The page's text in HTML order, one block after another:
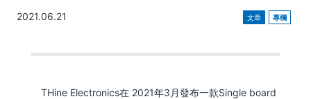
2021.06.21 文章 專欄
THine Electronics在 2021年3月發布一款Single board